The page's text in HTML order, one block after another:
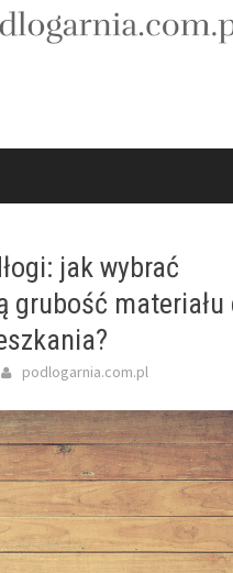
jak wybrać
grubość materiału
podlogarnia.com.pl